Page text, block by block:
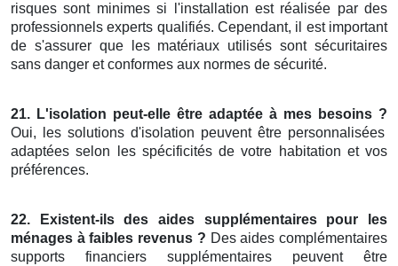
risques sont minimes si l'installation est réalisée par des
professionnels experts qualifiés. Cependant, il est important
de s'assurer que les matériaux utilisés sont sécuritaires
sans danger et conformes aux normes de sécurité.
21. L'isolation peut-elle être adaptée à mes besoins ?
Oui, les solutions d'isolation peuvent être personnalisées
adaptées selon les spécificités de votre habitation et vos
préférences.
22. Existent-ils des aides supplémentaires pour les
ménages à faibles revenus ? Des aides complémentaires
supports financiers supplémentaires peuvent être